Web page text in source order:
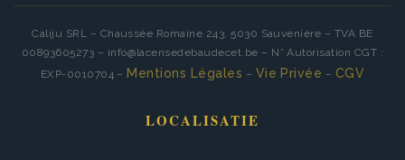
Caliju SRL – Chaussée Romaine 243, 5030 Sauvenière – TVA BE
00893605273 – info@lacensedebaudecet.be – N° Autorisation CGT :
EXP-0010704 – Mentions Légales – Vie Privée – CGV
LOCALISATIE